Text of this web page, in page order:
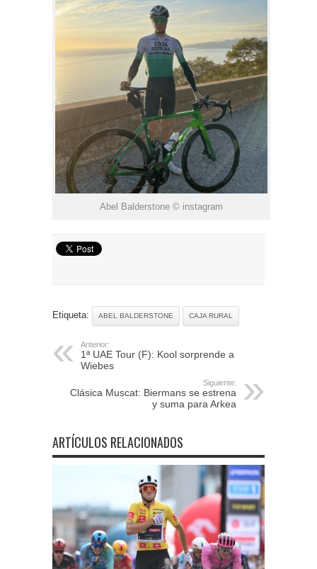
Abel Balderstone © instagram
Etiqueta: ABEL BALDERSTONE CAJA RURAL
Anterior:
1ª UAE Tour (F): Kool sorprende a
Wiebes
Siguiente:
Clásica Muscat: Biermans se estrena
y suma para Arkea
ARTÍCULOS RELACIONADOS